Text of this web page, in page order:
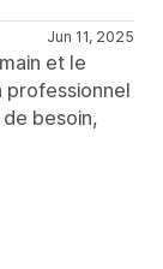
Jun 11, 2025
et le
professionnel
besoin,